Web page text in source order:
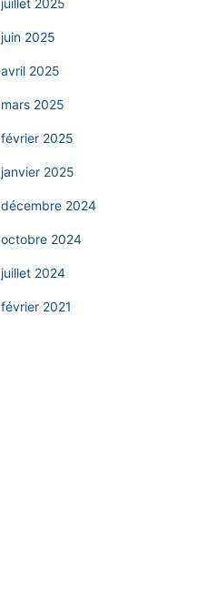
juillet 2025
juin 2025
avril 2025
mars 2025
février 2025
janvier 2025
décembre 2024
octobre 2024
juillet 2024
février 2021